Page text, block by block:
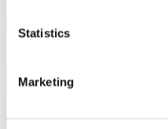
Statistics
Marketing